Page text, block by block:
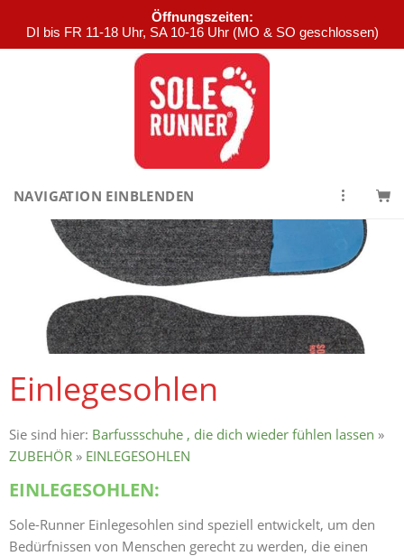
Öffnungszeiten:
DI bis FR 11-18 Uhr, SA 10-16 Uhr (MO & SO geschlossen)
NAVIGATION EINBLENDEN
Einlegesohlen
Sie sind hier: Barfussschuhe , die dich wieder fühlen lassen »
ZUBEHÖR » EINLEGESOHLEN
EINLEGESOHLEN:
Sole-Runner Einlegesohlen sind speziell entwickelt, um den
Bedürfnissen von Menschen gerecht zu werden, die einen